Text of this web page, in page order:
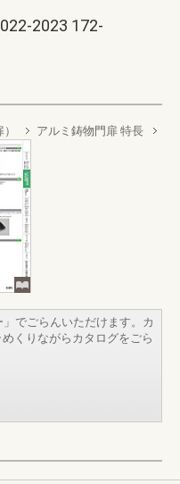
2023 172-
アルミ鋳物門扉 特長
でごらんいただけます。カ
くりながらカタログをごら